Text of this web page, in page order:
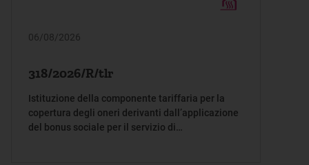
06/08/2026
318/2026/R/tlr
Istituzione della componente tariffaria per la
copertura degli oneri derivanti dall’applicazione
del bonus sociale per il servizio di